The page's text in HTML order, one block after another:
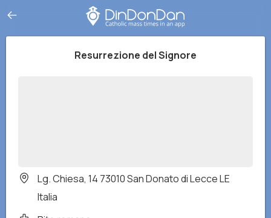
Resurrezione del Signore
Lg. Chiesa, 14 73010 San Donato di Lecce LE
Italia